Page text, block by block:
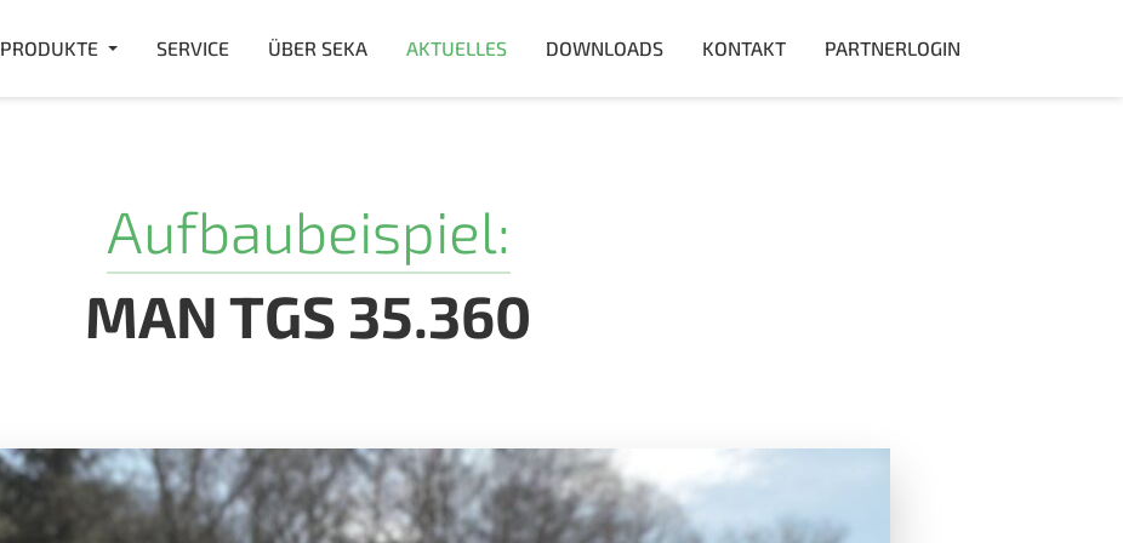
PRODUKTE SERVICE ÜBER SEKA AKTUELLES DOWNLOADS KONTAKT PARTNERLOGIN
Aufbaubeispiel:
MAN TGS 35.360